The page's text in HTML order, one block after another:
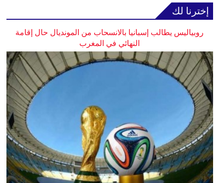
إخترنا لك
روبياليس يطالب إسبانيا بالانسحاب من المونديال حال إقامة
النهائي في المغرب